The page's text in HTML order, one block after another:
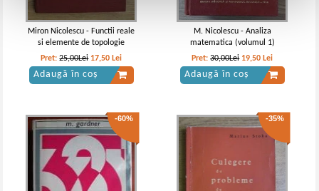
Miron Nicolescu - Functii reale
si elemente de topologie
Pret:25,00Lei 17,50 Lei
Adaugă în coș
M. Nicolescu - Analiza
matematica (volumul 1)
Pret:30,00Lei 19,50 Lei
Adaugă în coș
-60% -35%